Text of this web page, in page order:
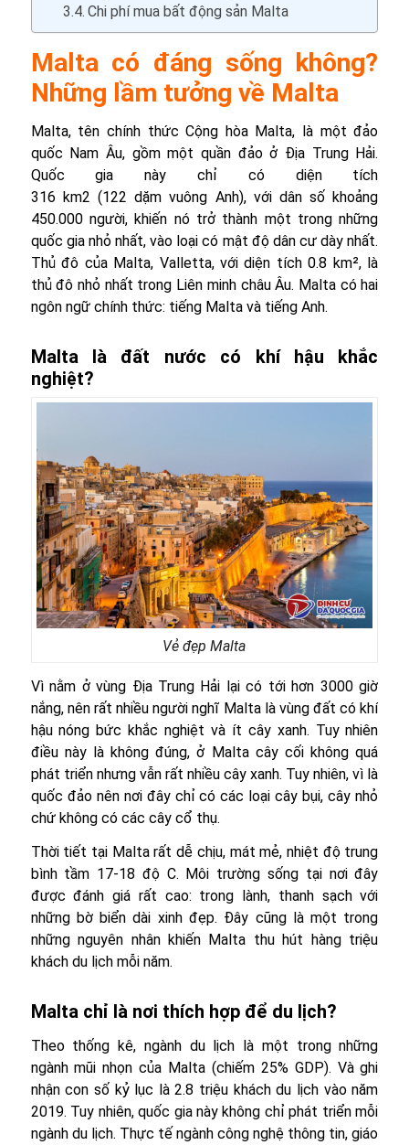
Chi phí mua bất động sản Malta
Malta có đáng sống không?
Những lầm tưởng về Malta
Malta, tên chính thức Cộng hòa Malta, là một đảo
quốc Nam Âu, gồm một quần đảo ở Địa Trung Hải.
Quốc gia này chỉ có diện tích
316 km2 (122 dặm vuông Anh), với dân số khoảng
450.000 người, khiến nó trở thành một trong những
quốc gia nhỏ nhất, vào loại có mật độ dân cư dày nhất.
Thủ đô của Malta, Valletta, với diện tích 0.8 km², là
thủ đô nhỏ nhất trong Liên minh châu Âu. Malta có hai
ngôn ngữ chính thức: tiếng Malta và tiếng Anh.
Malta là đất nước có khí hậu khắc
nghiệt?
Vẻ đẹp Malta
Vì nằm ở vùng Địa Trung Hải lại có tới hơn 3000 giờ
nắng, nên rất nhiều người nghĩ Malta là vùng đất có khí
hậu nóng bức khắc nghiệt và ít cây xanh. Tuy nhiên
điều này là không đúng, ở Malta cây cối không quá
phát triển nhưng vẫn rất nhiều cây xanh. Tuy nhiên, vì là
quốc đảo nên nơi đây chỉ có các loại cây bụi, cây nhỏ
chứ không có các cây cổ thụ.
Thời tiết tại Malta rất dễ chịu, mát mẻ, nhiệt độ trung
bình tầm 17-18 độ C. Môi trường sống tại nơi đây
được đánh giá rất cao: trong lành, thanh sạch với
những bờ biển dài xinh đẹp. Đây cũng là một trong
những nguyên nhân khiến Malta thu hút hàng triệu
khách du lịch mỗi năm.
Malta chỉ là nơi thích hợp để du lịch?
Theo thống kê, ngành du lịch là một trong những
ngành mũi nhọn của Malta (chiếm 25% GDP). Và ghi
nhận con số kỷ lục là 2.8 triệu khách du lịch vào năm
2019. Tuy nhiên, quốc gia này không chỉ phát triển mỗi
ngành du lịch. Thực tế ngành công nghệ thông tin, giáo